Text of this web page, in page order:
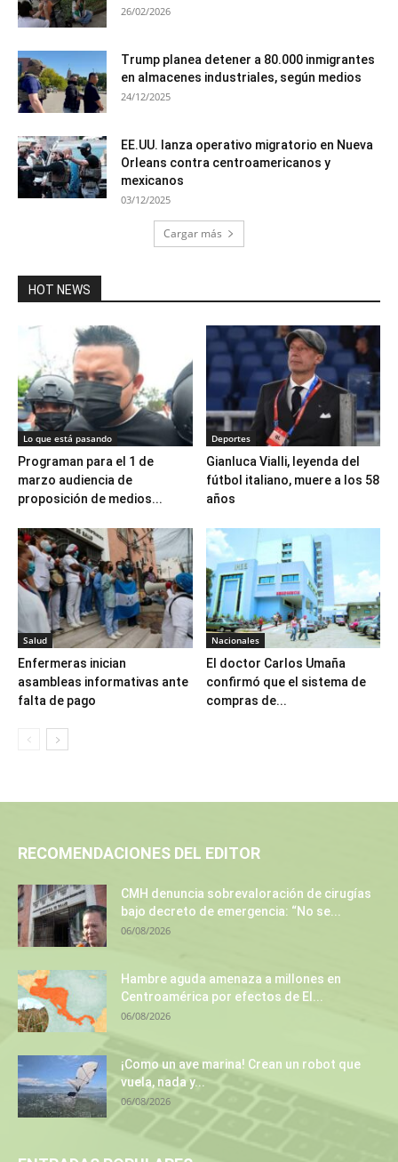
26/02/2026
Trump planea detener a 80.000 inmigrantes
en almacenes industriales, según medios
24/12/2025
EE.UU. lanza operativo migratorio en Nueva
Orleans contra centroamericanos y
mexicanos
03/12/2025
Cargar más
HOT NEWS
Lo que está pasando
Programan para el 1 de
marzo audiencia de
proposición de medios...
Deportes
Gianluca Vialli, leyenda del
fútbol italiano, muere a los 58
años
Salud
Enfermeras inician
asambleas informativas ante
falta de pago
Nacionales
El doctor Carlos Umaña
confirmó que el sistema de
compras de...
RECOMENDACIONES DEL EDITOR
CMH denuncia sobrevaloración de cirugías
bajo decreto de emergencia: “No se...
06/08/2026
Hambre aguda amenaza a millones en
Centroamérica por efectos de El...
06/08/2026
¡Como un ave marina! Crean un robot que
vuela, nada y...
06/08/2026